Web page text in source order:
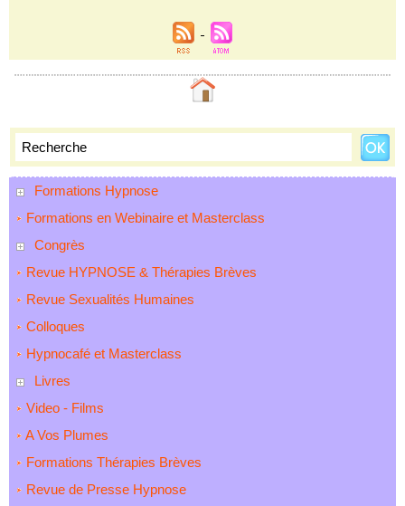
Formations Hypnose
Formations en Webinaire et Masterclass
Congrès
Revue HYPNOSE & Thérapies Brèves
Revue Sexualités Humaines
Colloques
Hypnocafé et Masterclass
Livres
Video - Films
A Vos Plumes
Formations Thérapies Brèves
Revue de Presse Hypnose